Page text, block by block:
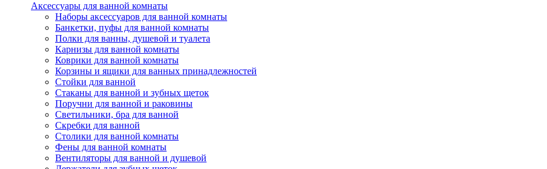
Аксессуары для ванной комнаты
Наборы аксессуаров для ванной комнаты
Банкетки, пуфы для ванной комнаты
Полки для ванны, душевой и туалета
Карнизы для ванной комнаты
Коврики для ванной комнаты
Корзины и ящики для ванных принадлежностей
Стойки для ванной
Стаканы для ванной и зубных щеток
Поручни для ванной и раковины
Светильники, бра для ванной
Скребки для ванной
Столики для ванной комнаты
Фены для ванной комнаты
Вентиляторы для ванной и душевой